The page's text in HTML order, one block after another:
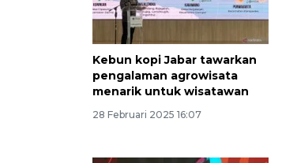
Kebun kopi Jabar tawarkan
pengalaman agrowisata
menarik untuk wisatawan
28 Februari 2025 16:07